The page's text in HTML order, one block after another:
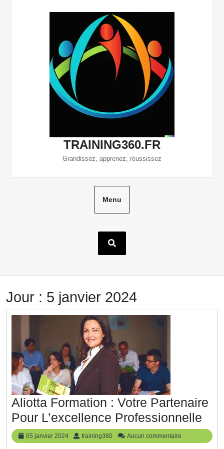
TRAINING360.FR
Grandissez, apprenez, réussissez
Menu
Jour : 5 janvier 2024
Aliotta Formation : Votre Partenaire
Pour L’excellence Professionnelle
05 janvier 2024
05
janvier
training360 training360
Aucun commentaire